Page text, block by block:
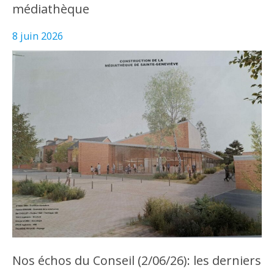
médiathèque
8 juin 2026
Nos échos du Conseil (2/06/26): les derniers